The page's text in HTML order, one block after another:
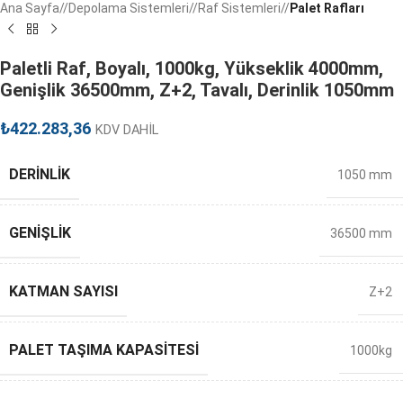
Ana Sayfa/ Depolama Sistemleri/ Raf Sistemleri/ Palet Rafları
Paletli Raf, Boyalı, 1000kg, Yükseklik 4000mm,
Genişlik 36500mm, Z+2, Tavalı, Derinlik 1050mm
₺422.283,36 KDV DAHİL
DERINLIK 1050 mm
GENIŞLIK 36500 mm
KATMAN SAYISI Z+2
PALET TAŞIMA KAPASITESI 1000kg